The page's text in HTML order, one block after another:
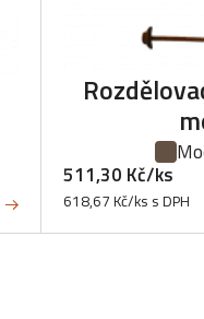
511,30 Kč/ks
618,67 Kč/ks s DPH